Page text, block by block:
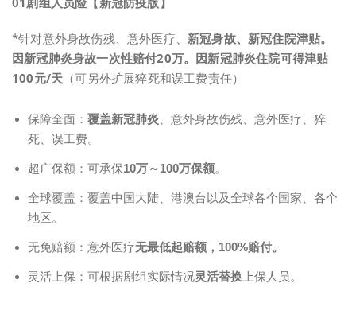
*针对意外身故伤残、意外医疗、 新冠身故、新冠住院津贴。
因新冠肺炎身故一次性赔付20万。 因新冠肺炎住院可得津贴
100元/天 （可另外扩展猝死和误工费责任）
保障全面： 覆盖新冠肺炎 、意外身故伤残、意外医疗、猝
死、误工费。
超广保额：可承保10万～100万保额。
全球覆盖：覆盖中国大陆、港澳台以及全球各个国家、各个
地区。
无免赔额：意外医疗无最低起赔额，100%赔付。
灵活上保：可根据剧组实际情况灵活替换 上保人员。